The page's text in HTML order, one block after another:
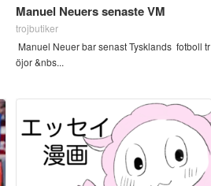
Manuel Neuers senaste VM
trojbutiker
Manuel Neuer bar senast Tysklands fotboll tr
öjor &nbs...